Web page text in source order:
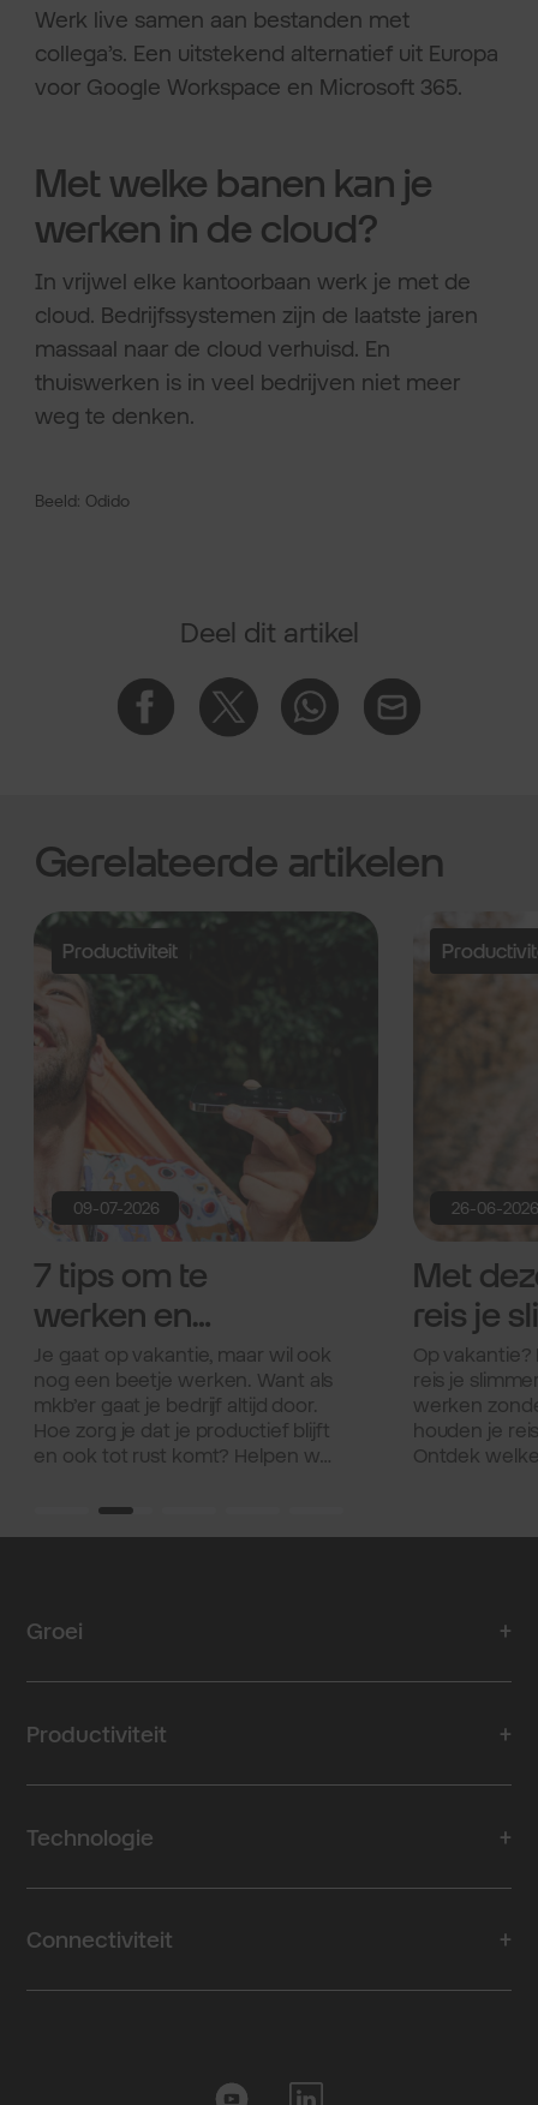
Werk live samen aan bestanden met
collega’s. Een uitstekend alternatief uit Europa
voor Google Workspace en Microsoft 365.
Met welke banen kan je
werken in de cloud?
In vrijwel elke kantoorbaan werk je met de
cloud. Bedrijfssystemen zijn de laatste jaren
massaal naar de cloud verhuisd. En
thuiswerken is in veel bedrijven niet meer
weg te denken.
Beeld: Odido
Deel dit artikel
Gerelateerde artikelen
Productiviteit
09-07-2026
7 tips om te
werken en
ontspannen
tijdens je
vakantie.
Je gaat op vakantie, maar wil ook
nog een beetje werken. Want als
mkb’er gaat je bedrijf altijd door.
Hoe zorg je dat je productief blijft
en ook tot rust komt? Helpen we
slimmer zodat je genoeg tijd
overhoudt voor ontspanning.
26-06-
Met
reis je
je
Op
reis je
werken
houden je
Ontdek
Groei
Productiviteit
Technologie
Connectiviteit